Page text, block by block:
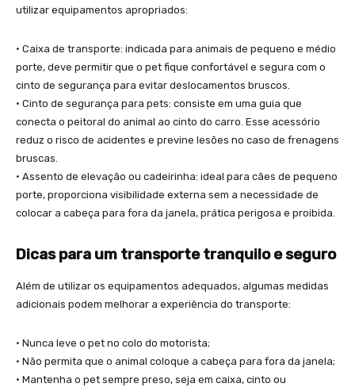
utilizar equipamentos apropriados:
• Caixa de transporte: indicada para animais de pequeno e médio
porte, deve permitir que o pet fique confortável e segura com o
cinto de segurança para evitar deslocamentos bruscos.
• Cinto de segurança para pets: consiste em uma guia que
conecta o peitoral do animal ao cinto do carro. Esse acessório
reduz o risco de acidentes e previne lesões no caso de frenagens
bruscas.
• Assento de elevação ou cadeirinha: ideal para cães de pequeno
porte, proporciona visibilidade externa sem a necessidade de
colocar a cabeça para fora da janela, prática perigosa e proibida.
Dicas para um transporte tranquilo e seguro
Além de utilizar os equipamentos adequados, algumas medidas
adicionais podem melhorar a experiência do transporte:
• Nunca leve o pet no colo do motorista;
• Não permita que o animal coloque a cabeça para fora da janela;
• Mantenha o pet sempre preso, seja em caixa, cinto ou